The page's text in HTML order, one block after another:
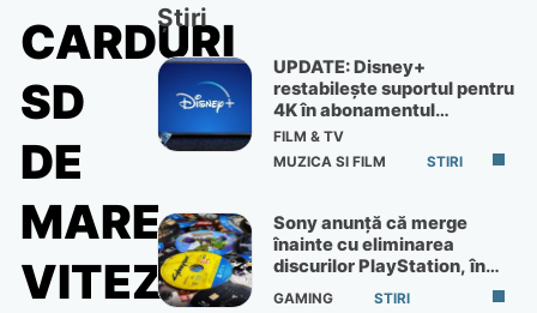
CARDURI
SD
DE
MARE
VITEZĂ,
Știri
UPDATE: Disney+
restabilește suportul pentru
4K în abonamentul
Premium
FILM & TV
MUZICA SI FILM
STIRI
Sony anunță că merge
înainte cu eliminarea
discurilor PlayStation, în
ciuda protestelor
GAMING STIRI